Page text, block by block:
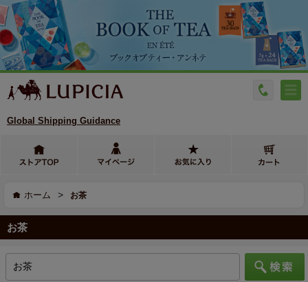
Global Shipping Guidance
ホーム > お茶
お茶